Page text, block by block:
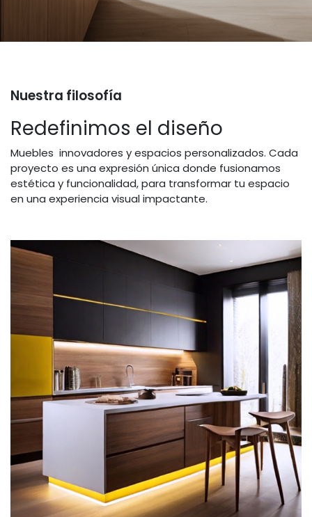
Nuestra filosofía
Redefinimos el diseño
Muebles innovadores y espacios personalizados. Cada
proyecto es una expresión única donde fusionamos
estética y funcionalidad, para transformar tu espacio
en una experiencia visual impactante.